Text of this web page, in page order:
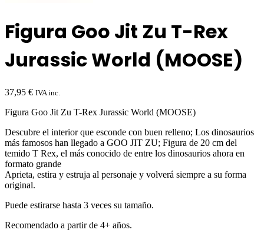
Figura Goo Jit Zu T-Rex
Jurassic World (MOOSE)
37,95 € IVA inc.
Figura Goo Jit Zu T-Rex Jurassic World (MOOSE)
Descubre el interior que esconde con buen relleno; Los dinosaurios
más famosos han llegado a GOO JIT ZU; Figura de 20 cm del
temido T Rex, el más conocido de entre los dinosaurios ahora en
formato grande
Aprieta, estira y estruja al personaje y volverá siempre a su forma
original.
Puede estirarse hasta 3 veces su tamaño.
Recomendado a partir de 4+ años.